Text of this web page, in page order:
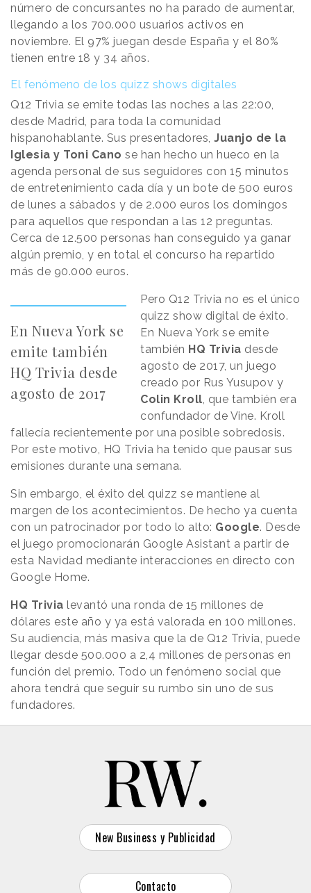
número de concursantes no ha parado de aumentar,
llegando a los 700.000 usuarios activos en
noviembre. El 97% juegan desde España y el 80%
tienen entre 18 y 34 años.
El fenómeno de los quizz shows digitales
Q12 Trivia se emite todas las noches a las 22:00,
desde Madrid, para toda la comunidad
hispanohablante. Sus presentadores, Juanjo de la
Iglesia y Toni Cano se han hecho un hueco en la
agenda personal de sus seguidores con 15 minutos
de entretenimiento cada día y un bote de 500 euros
de lunes a sábados y de 2.000 euros los domingos
para aquellos que respondan a las 12 preguntas.
Cerca de 12.500 personas han conseguido ya ganar
algún premio, y en total el concurso ha repartido
más de 90.000 euros.
En Nueva York se
emite también
HQ Trivia desde
agosto de 2017
Pero Q12 Trivia no es el único
quizz show digital de éxito.
En Nueva York se emite
también HQ Trivia desde
agosto de 2017, un juego
creado por Rus Yusupov y
Colin Kroll , que también era
confundador de Vine. Kroll
fallecía recientemente por una posible sobredosis.
Por este motivo, HQ Trivia ha tenido que pausar sus
emisiones durante una semana.
Sin embargo, el éxito del quizz se mantiene al
margen de los acontecimientos. De hecho ya cuenta
con un patrocinador por todo lo alto: Google. Desde
el juego promocionarán Google Asistant a partir de
esta Navidad mediante interacciones en directo con
Google Home.
HQ Trivia levantó una ronda de 15 millones de
dólares este año y ya está valorada en 100 millones.
Su audiencia, más masiva que la de Q12 Trivia, puede
llegar desde 500.000 a 2,4 millones de personas en
función del premio. Todo un fenómeno social que
ahora tendrá que seguir su rumbo sin uno de sus
fundadores.
New Business y Publicidad
Contacto